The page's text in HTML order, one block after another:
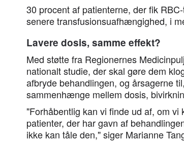
30 procent af patienterne, der fik
senere transfusionsuafhængighed, i
Lavere dosis, samme effekt?
Med støtte fra Regionernes
nationalt studie, der skal gøre dem
afbryde behandlingen, og årsagerne
sammenhænge mellem dosis,
"Forhåbentlig kan vi finde ud af, om
patienter, der har gavn af
ikke kan tåle den," siger Marianne